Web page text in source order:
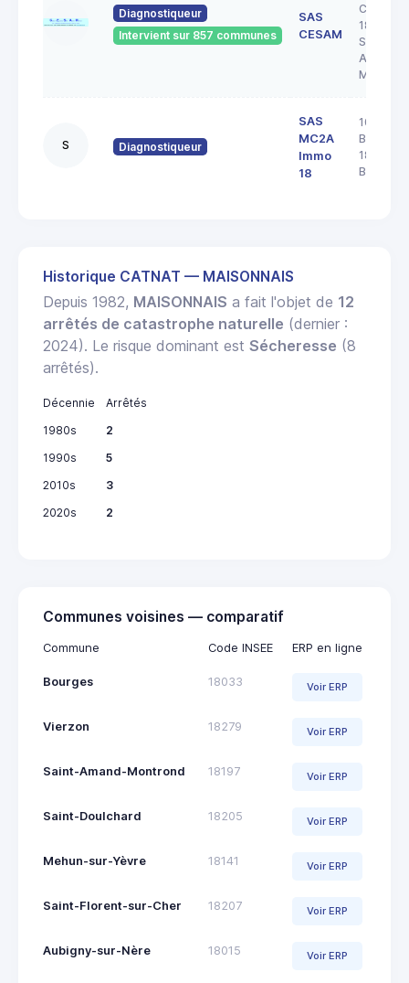
Diagnostiqueur
Intervient sur 857 communes
SAS
CESAM
COULON
18200
SAINT
AMAND
S Diagnostiqueur
SAS
MC2A
Immo
18
103 rue
Barbès
18000
Historique CATNAT — MAISONNAIS
Depuis 1982, MAISONNAIS a fait l'objet de 12
arrêtés de catastrophe naturelle (dernier :
2024). Le risque dominant est Sécheresse (8
arrêtés).
Décennie
Arrêtés
1980s
2
1990s
5
2010s
3
2020s
2
Communes voisines — comparatif
Commune Code INSEE ERP en ligne
Bourges 18033 Voir ERP
Vierzon 18279 Voir ERP
Saint-Amand-Montrond 18197 Voir ERP
Saint-Doulchard 18205 Voir ERP
Mehun-sur-Yèvre 18141 Voir ERP
Saint-Florent-sur-Cher 18207 Voir ERP
Aubigny-sur-Nère 18015 Voir ERP